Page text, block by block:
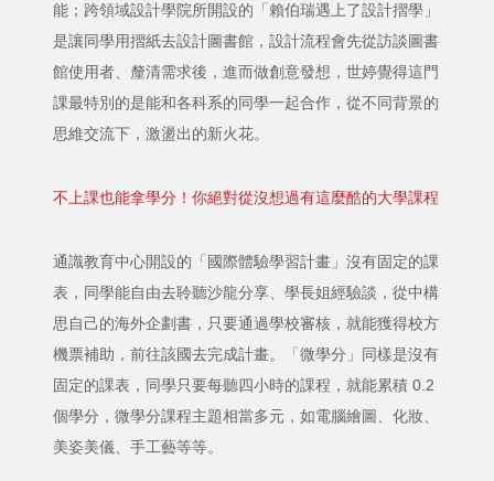
能；跨領域設計學院所開設的「賴伯瑞遇上了設計摺學」
是讓同學用摺紙去設計圖書館，設計流程會先從訪談圖書
館使用者、釐清需求後，進而做創意發想，世婷覺得這門
課最特別的是能和各科系的同學一起合作，從不同背景的
思維交流下，激盪出的新火花。
不上課也能拿學分！你絕對從沒想過有這麼酷的大學課程
通識教育中心開設的「國際體驗學習計畫」沒有固定的課
表，同學能自由去聆聽沙龍分享、學長姐經驗談，從中構
思自己的海外企劃書，只要通過學校審核，就能獲得校方
機票補助，前往該國去完成計畫。「微學分」同樣是沒有
固定的課表，同學只要每聽四小時的課程，就能累積 0.2
個學分，微學分課程主題相當多元，如電腦繪圖、化妝、
美姿美儀、手工藝等等。